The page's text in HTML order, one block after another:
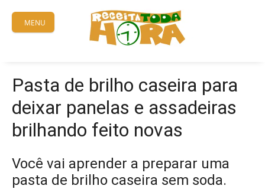
content
MENU
Pasta de brilho caseira para
deixar panelas e assadeiras
brilhando feito novas
Você vai aprender a preparar uma
pasta de brilho caseira sem soda.